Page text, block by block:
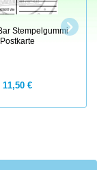
Stempelgummi
Postkarte
11,50 €